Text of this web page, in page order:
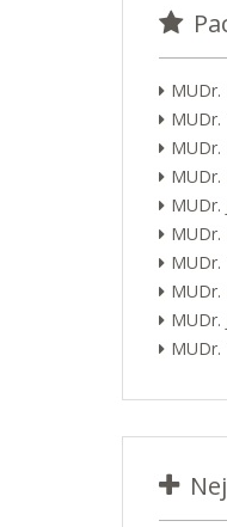
MUDr.
MUDr.
MUDr.
MUDr.
MUDr.
MUDr.
MUDr.
MUDr.
MUDr.